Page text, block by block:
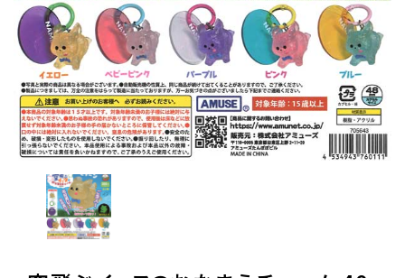
景品・玩具・文具
販促用カプセルトイ